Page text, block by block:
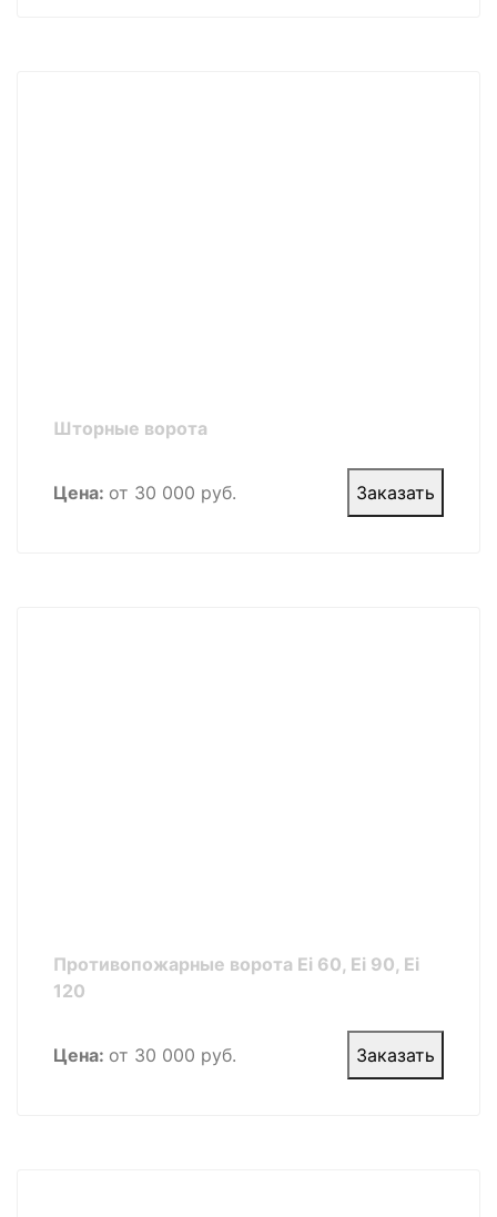
Шторные ворота
Цена: от 30 000 руб. Заказать
Противопожарные ворота Ei 60, Ei 90, Ei
120
Цена: от 30 000 руб. Заказать